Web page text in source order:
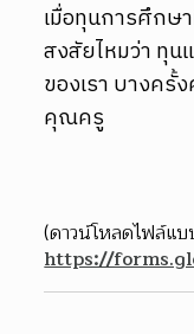
เมื่อทุนการศึกษ
สงสัยไหมว่า ทุน
ของเรา บางครั้
คุณครู
https://